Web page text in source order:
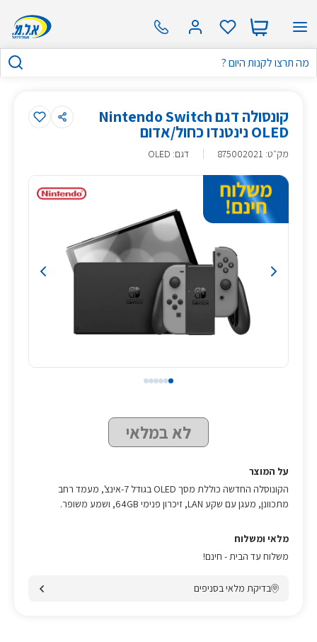
קונסולה דגם Nintendo Switch
OLED נינטנדו כחול/אדום
מק״ט:
875002021 דגם: OLED
לא במלאי
על המוצר
הקונוסלה החדשה כוללת מסך OLED בגודל 7-אינצ', מעמד רחב
מתכוונן, מעגן עם שקע LAN, זיכרון פנימי 64GB, ושמע משופר.
מלאי ומשלוח
משלוח עד הבית - חינם!
בדיקת מלאי בסניפים